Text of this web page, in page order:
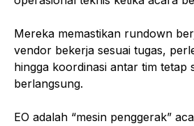
Mereka memastikan rundown
vendor bekerja sesuai tugas,
hingga koordinasi antar tim tetap
berlangsung.
EO adalah “mesin penggerak”